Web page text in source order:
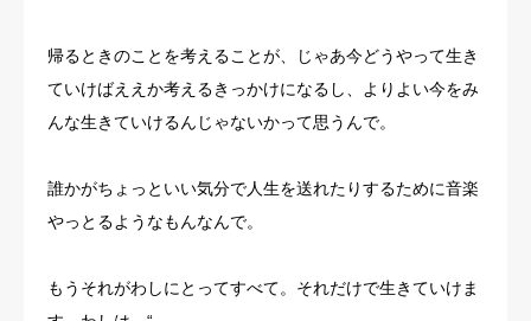
帰るときのことを考えることが、じゃあ今どうやって生き
ていけばええか考えるきっかけになるし、よりよい今をみ
んな生きていけるんじゃないかって思うんで。
誰かがちょっといい気分で人生を送れたりするために音楽
やっとるようなもんなんで。
もうそれがわしにとってすべて。それだけで生きていけま